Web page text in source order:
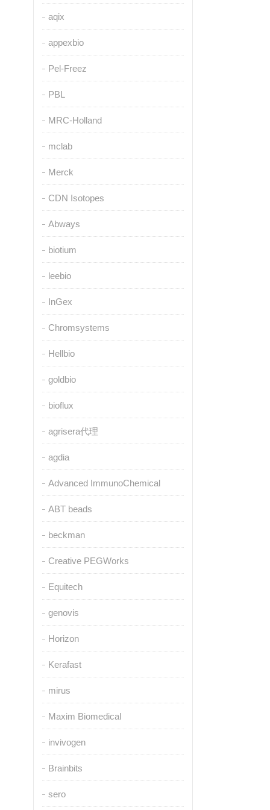
aqix
appexbio
Pel-Freez
PBL
MRC-Holland
mclab
Merck
CDN Isotopes
Abways
biotium
leebio
InGex
Chromsystems
Hellbio
goldbio
bioflux
agrisera代理
agdia
Advanced ImmunoChemical
ABT beads
beckman
Creative PEGWorks
Equitech
genovis
Horizon
Kerafast
mirus
Maxim Biomedical
invivogen
Brainbits
sero